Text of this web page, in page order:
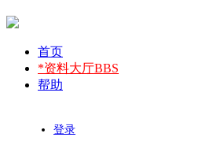
首页
*资料大厅BBS
帮助
登录